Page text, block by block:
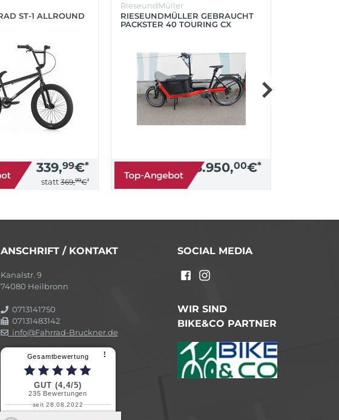
ST-1 ALLROUND
339,99€*
statt 369,99€*
RieseundMüller
RIESEUNDMÜLLER GEBRAUCHT
PACKSTER 40 TOURING CX
3.950,00€*
ANSCHRIFT / KONTAKT
Kanalstr. 9
74080 Heilbronn
0713141750
07131483142
info@Fahrrad-Bruckner.de
Gesamtbewertung ⠇
GUT (4,4/5)
235 Bewertungen
seit 28.08.2022
SOCIAL MEDIA
WIR SIND
BIKE&CO PARTNER